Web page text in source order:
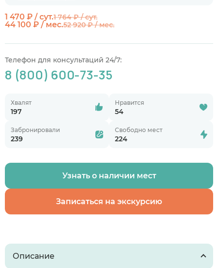
1 470 ₽ / сут.1 764 ₽ / сут.
44 100 ₽ / мес.52 920 ₽ / мес.
Телефон для консультаций 24/7:
8 (800) 600-73-35
Хвалят
197
Нравится
54
Забронировали
239
Свободно мест
224
Узнать о наличии мест
Записаться на экскурсию
Описание